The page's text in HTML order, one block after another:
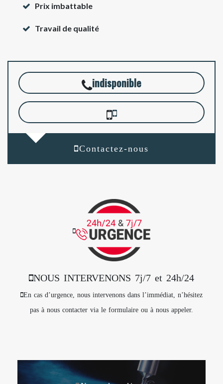
Prix imbattable
Travail de qualité
indisponible
Contactez-nous
NOUS INTERVENONS 7j/7 et 24h/24
En cas d’urgence, nous intervenons dans l’immédiat, n’hésitez
pas à nous contacter via le formulaire ou à nous appeler.